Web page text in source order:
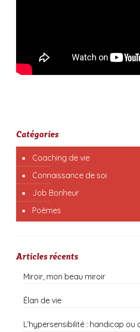
Catégories
Coaching de vie
Connaissance de soi
Job Bonheur
Poèmes
Articles récents
Miroir, mon beau miroir
Élan de vie
L’hypersensibilité : handicap ou